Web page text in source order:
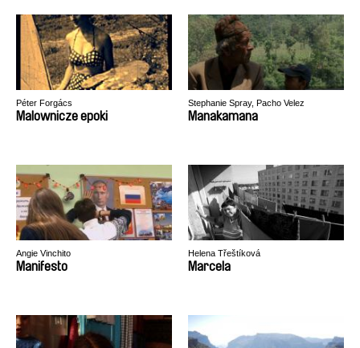
Péter Forgács
Malownicze epoki
Stephanie Spray, Pacho Velez
Manakamana
Angie Vinchito
Manifesto
Helena Třeštíková
Marcela